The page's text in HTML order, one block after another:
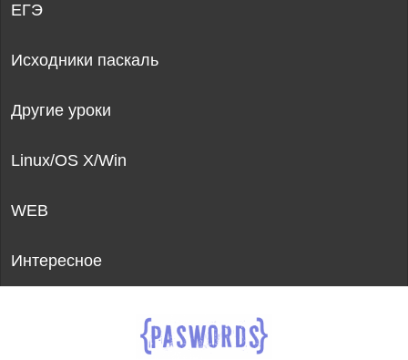
ЕГЭ
Исходники паскаль
Другие уроки
Linux/OS X/Win
WEB
Интересное